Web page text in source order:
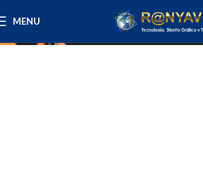
MENU Tienda